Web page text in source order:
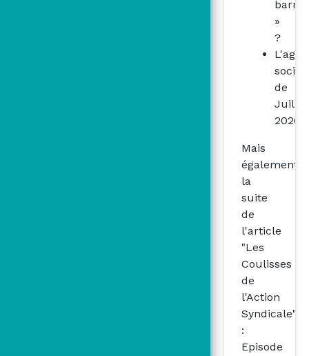
barre
»
?
social
de
Juillet
2026
Mais
également
la
suite
de
l'article
"Les
Coulisses
de
l'Action
Syndicale"
:
Episode